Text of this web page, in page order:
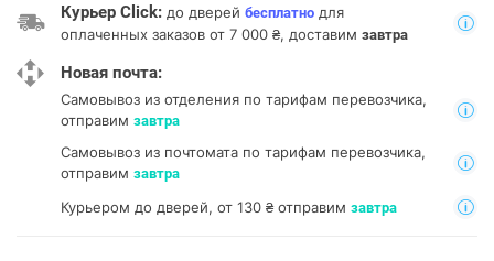
Курьер Click: до дверей бесплатно для
оплаченных заказов от 7 000 ₴, доставим завтра
Новая почта:
Самовывоз из отделения по тарифам перевозчика,
отправим завтра
Самовывоз из почтомата по тарифам перевозчика,
отправим завтра
Курьером до дверей, от 130 ₴ отправим завтра